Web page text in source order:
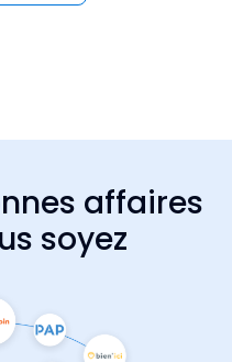
affaires
soyez